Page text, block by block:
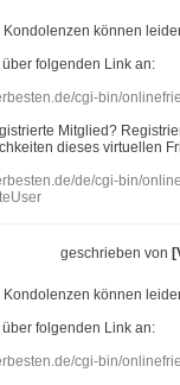
Kondolenzen können
folgenden Link an:
cgi-bin/
Mitglied?
dieses virtuellen
de/cgi-bin/
geschrieben von
Kondolenzen können
folgenden Link an:
cgi-bin/